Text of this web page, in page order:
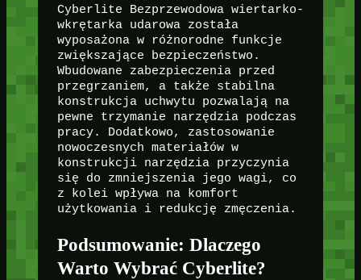
Cyberlite Bezprzewodowa wiertarko-
wkrętarka udarowa została
wyposażona w różnorodne funkcje
zwiększające bezpieczeństwo.
Wbudowane zabezpieczenia przed
przegrzaniem, a także stabilna
konstrukcja uchwytu pozwalają na
pewne trzymanie narzędzia podczas
pracy. Dodatkowo, zastosowanie
nowoczesnych materiałów w
konstrukcji narzędzia przyczynia
się do zmniejszenia jego wagi, co
z kolei wpływa na komfort
użytkowania i redukcję zmęczenia.
Podsumowanie: Dlaczego
Warto Wybrać Cyberlite?